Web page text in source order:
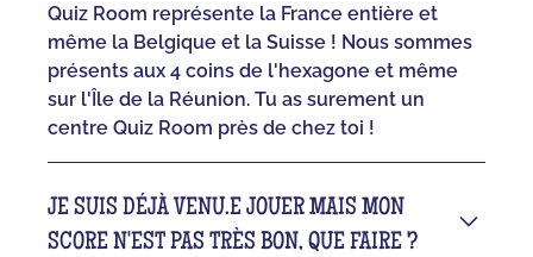
Quiz Room représente la France entière et
même la Belgique et la Suisse ! Nous sommes
présents aux 4 coins de l'hexagone et même
sur l'Île de la Réunion. Tu as surement un
centre Quiz Room près de chez toi !
JE SUIS DÉJÀ VENU.E JOUER MAIS MON
SCORE N'EST PAS TRÈS BON, QUE FAIRE ?